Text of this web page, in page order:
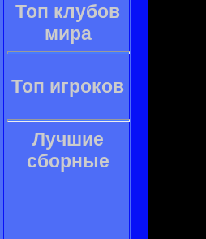
Топ клубов
мира
Топ игроков
Лучшие
сборные